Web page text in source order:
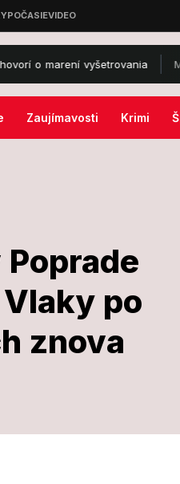
vyšetrovania
Zaujímavosti Krimi
po
znova
v